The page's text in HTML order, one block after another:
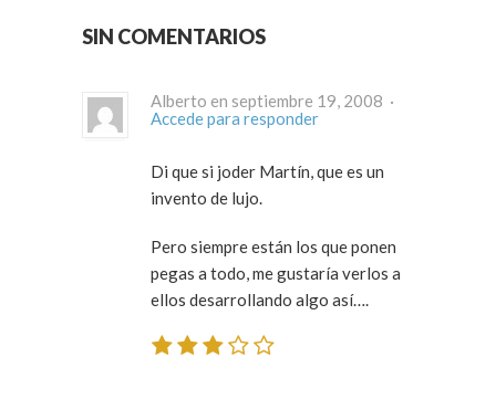
SIN COMENTARIOS
Alberto en septiembre 19, 2008 ·
Accede para responder
Di que si joder Martín, que es un
invento de lujo.
Pero siempre están los que ponen
pegas a todo, me gustaría verlos a
ellos desarrollando algo así….